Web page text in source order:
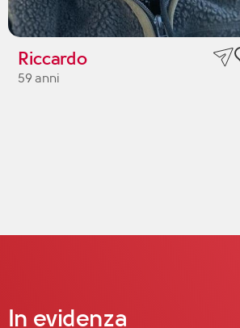
Riccardo
59 anni
In evidenza